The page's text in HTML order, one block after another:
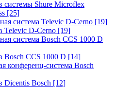
системы Shure Microflex
[25]
система Televic D-Cerno [19]
Televic D-Cerno [19]
система Bosch CCS 1000 D
Bosch CCS 1000 D [14]
конференц-система Bosch
Dicentis Bosch [12]